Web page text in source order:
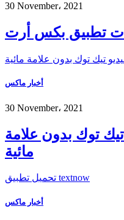
30 November، 2021
تطبيق بكس أرت
تيك توك بدون علامة مائية
أخبار ماكس
30 November، 2021
توك بدون علامة
مائية
تحميل تطبيق textnow
أخبار ماكس